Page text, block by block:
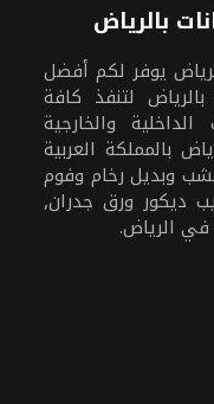
بالرياض
يوفر لكم أفضل
لتنفذ كافة
والخارجية
بالمملكة العربية
وبديل رخام وفوم
ديكور ورق جدران,
في الرياض.